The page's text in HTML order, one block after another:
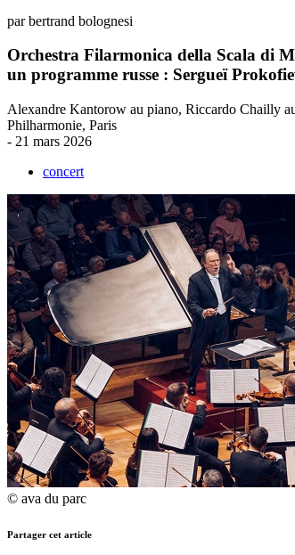
par bertrand bolognesi
Orchestra Filarmonica della Scala di
un programme russe : Sergueï
Alexandre Kantorow au piano, Riccardo Chailly
Philharmonie, Paris
- 21 mars 2026
concert
© ava du parc
Partager cet article